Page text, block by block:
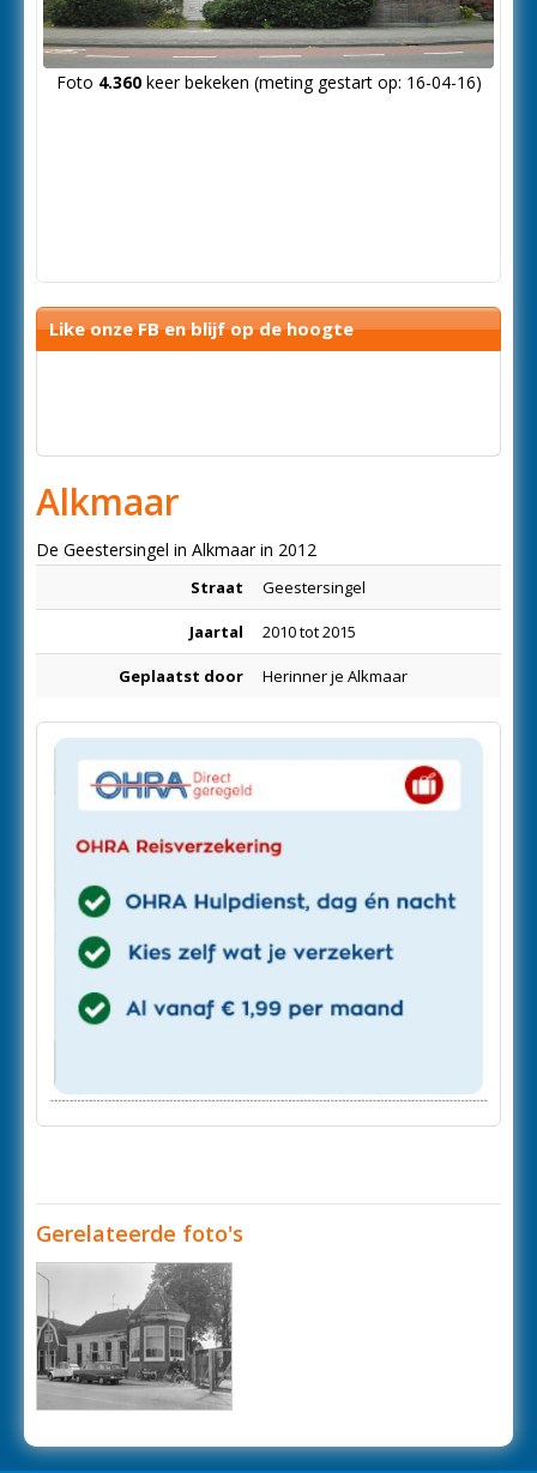
Foto 4.360keer bekeken (meting gestart op: 16-04-16)
Like onze FB en blijf op de hoogte
Alkmaar
De Geestersingel in Alkmaar in 2012
Straat Geestersingel
Jaartal 2010 tot 2015
Geplaatst door Herinner je Alkmaar
Gerelateerde foto's